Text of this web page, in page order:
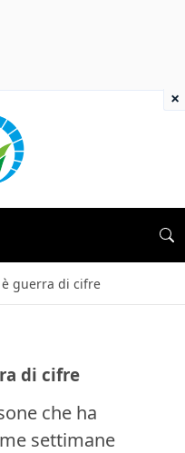
guerra di cifre
di cifre
che ha
settimane
×